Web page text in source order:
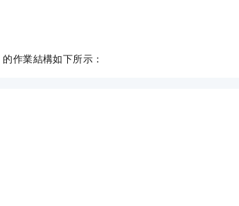
的作業結構如下所示：